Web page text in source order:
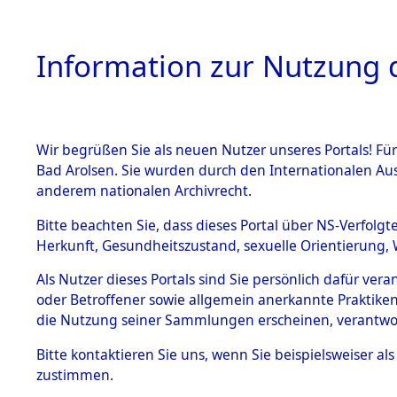
HOME
BESTÄNDE
Inhaftierungsdoku
mente
1.2.9 Beim ITS
verwahrte
1.2.9.1
Effekten aus
0005
Information zur Nutzung
Wir begrüßen Sie als neuen Nutzer unseres Portals!
Bad Arolsen. Sie wurden durch den Internationalen
anderem nationalen Archivrecht.
Bitte beachten Sie, dass dieses Portal über NS-
Herkunft, Gesundheitszustand, sexuelle
Als Nutzer dieses Portals sind Sie persönlich dafür
oder Betroffener sowie allgemein anerkannte
die Nutzung seiner Sammlungen erscheinen,
Bitte kontaktieren Sie uns, wenn Sie beispielsweiser
zustimmen.